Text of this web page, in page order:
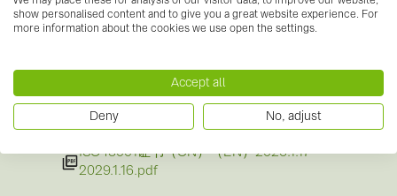
20260410_Letter of Authorization for
VDB.pdf
ISO14001证书（CN）（EN）2026.2.13-
2029.2.12.pdf
ISO45001证书（CN）（EN）2026.1.17-
2029.1.16.pdf
show personalised content and to give you a great website experience. For
more information about the cookies we use open the settings.
Accept all
Deny No, adjust